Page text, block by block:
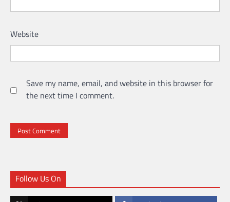
Website
Save my name, email, and website in this browser for
the next time I comment.
Follow Us On